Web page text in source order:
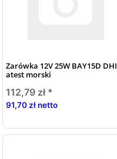
Zarówka 12V 25W BAY15D DHI
atest morski
112,79 zł *
91,70 zł netto